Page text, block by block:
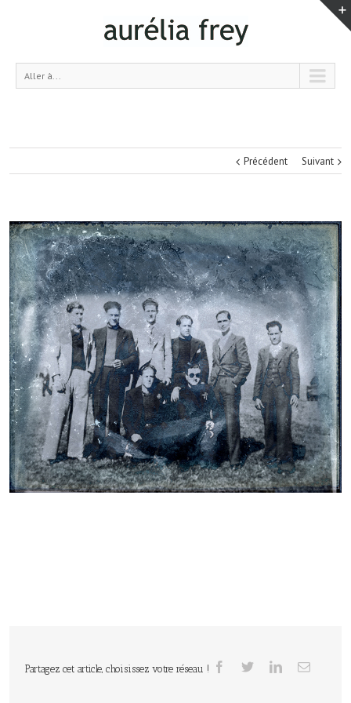
Aller à...
Précédent Suivant
Partagez cet article, choisissez votre réseau !